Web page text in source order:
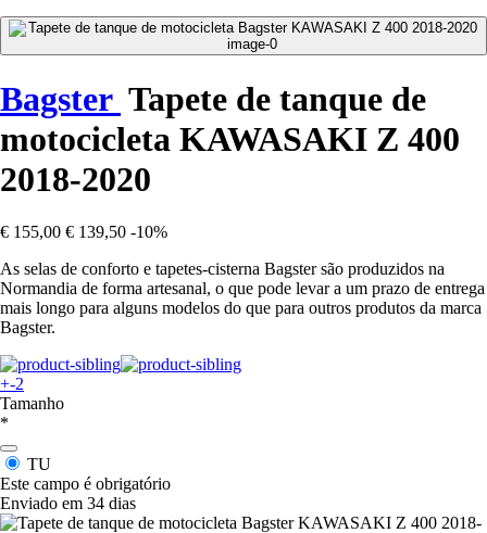
Bagster Tapete de tanque de
motocicleta KAWASAKI Z 400
2018-2020
€ 155,00 € 139,50 -10%
As selas de conforto e tapetes-cisterna Bagster são produzidos na
Normandia de forma artesanal, o que pode levar a um prazo de entrega
mais longo para alguns modelos do que para outros produtos da marca
Bagster.
+-2
Tamanho
*
TU
Este campo é obrigatório
Enviado em 34 dias